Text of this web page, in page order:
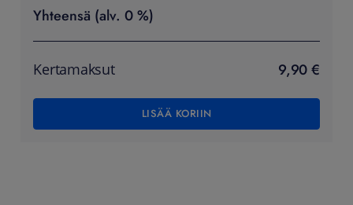
Yhteensä (alv. 0 %)
Kertamaksut 9,90 €
LISÄÄ KORIIN